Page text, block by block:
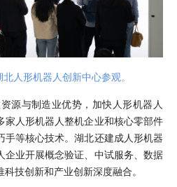
人形机器人创新中心参观。
源与制造业优势，加快人形机器人
家人形机器人整机企业和核心零部件
等核心技术。湖北还建成人形机器
企业开展概念验证、中试服务、数据
技创新和产业创新深度融合。